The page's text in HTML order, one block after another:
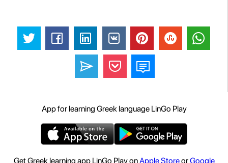
App for learning Greek language LinGo Play
Get Greek learning app LinGo Play onApple StoreorGoogle